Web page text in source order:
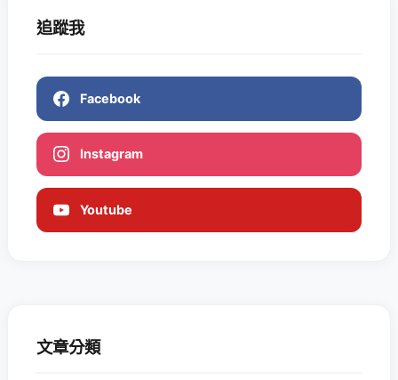
追蹤我
Facebook
Instagram
Youtube
文章分類